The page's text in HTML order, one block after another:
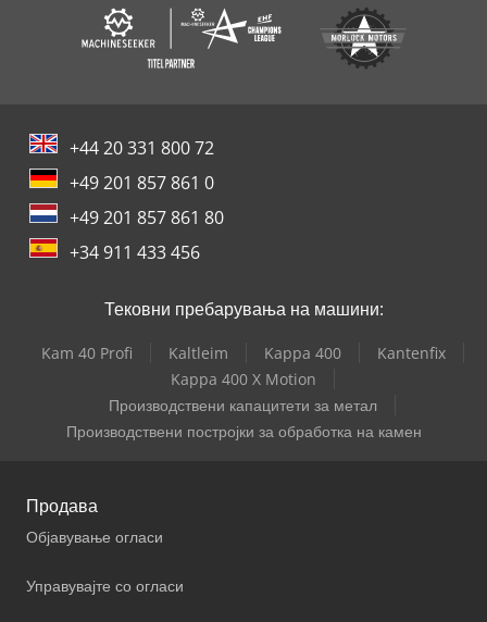
+44 20 331 800 72
+49 201 857 861 0
+49 201 857 861 80
+34 911 433 456
Тековни пребарувања на машини:
Kam 40 Profi Kaltleim Kappa 400
Kantenfix
Kappa 400 X Motion
Производствени капацитети за метал
Производствени постројки за обработка на камен
Продава
Објавување огласи
Управувајте со огласи